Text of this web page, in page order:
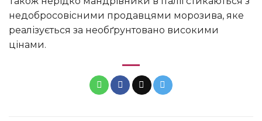
недобросовісними продавцями морозива, яке
реалізується за необґрунтовано високими
цінами.